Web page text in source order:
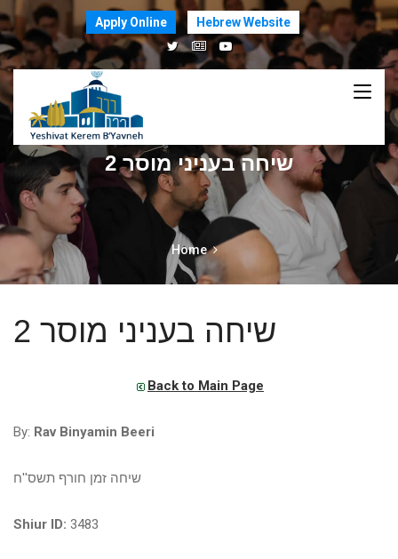
Apply Online Hebrew Website
שיחה בעניני מוסר 2
Home
שיחה בעניני מוסר 2
Back to Main Page
By: Rav Binyamin Beeri
שיחה זמן חורף תשס''ח
Shiur ID: 3483